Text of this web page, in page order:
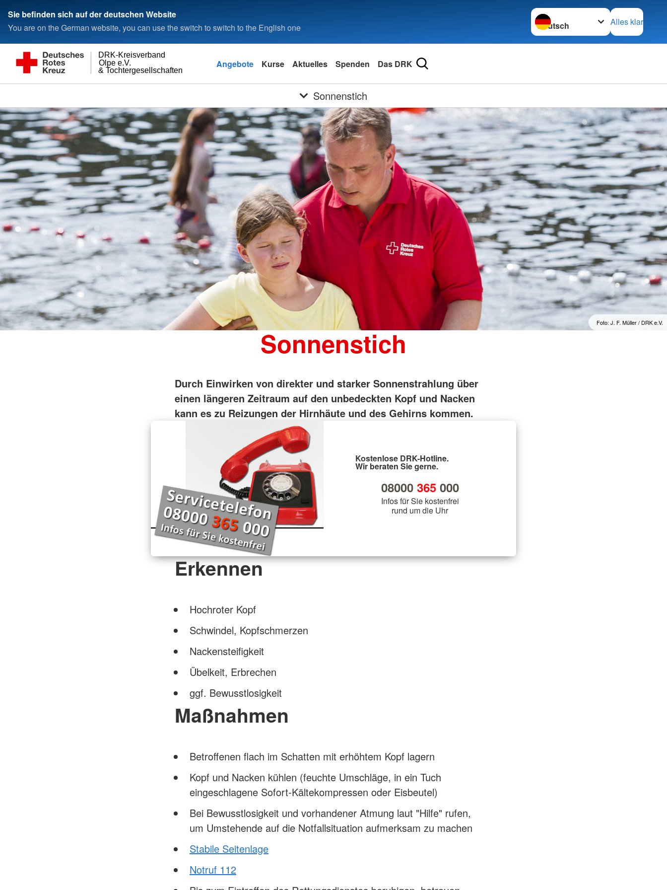
Sie befinden sich auf der deutschen Website
You are on the German website, you can use the switch to switch to the English one
Sprache wechseln zu
Alles klar
& Tochtergesellschaften
Olpe e.V.
DRK-Kreisverband
Angebote Kurse Aktuelles Spenden Das DRK
Sonnenstich
Foto: J. F. Müller / DRK e.V.
Sonnenstich
Durch Einwirken von direkter und starker Sonnenstrahlung über
einen längeren Zeitraum auf den unbedeckten Kopf und Nacken
kann es zu Reizungen der Hirnhäute und des Gehirns kommen.
Kostenlose DRK-Hotline.
Wir beraten Sie gerne.
08000 365000
Infos für Sie kostenfrei
rund um die Uhr
Erkennen
Hochroter Kopf
Schwindel, Kopfschmerzen
Nackensteifigkeit
Übelkeit, Erbrechen
ggf. Bewusstlosigkeit
Maßnahmen
Betroffenen flach im Schatten mit erhöhtem Kopf lagern
Kopf und Nacken kühlen (feuchte Umschläge, in ein Tuch
eingeschlagene Sofort-Kältekompressen oder Eisbeutel)
Bei Bewusstlosigkeit und vorhandener Atmung laut "Hilfe" rufen,
um Umstehende auf die Notfallsituation aufmerksam zu machen
Stabile Seitenlage
Notruf 112